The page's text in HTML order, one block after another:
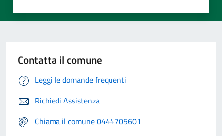
Contatta il comune
Leggi le domande frequenti
Richiedi Assistenza
Chiama il comune 0444705601